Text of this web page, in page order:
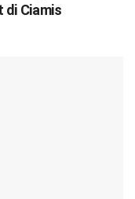
di Ciamis